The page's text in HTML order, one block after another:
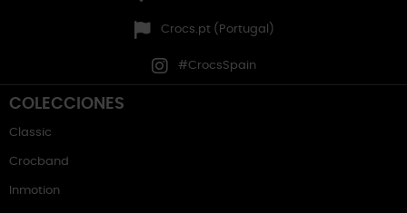
Crocs.pt (Portugal)
#CrocsSpain
COLECCIONES
Classic
Crocband
Inmotion